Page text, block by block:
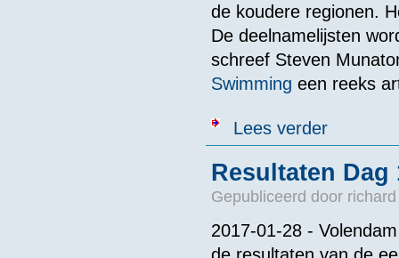
de koudere regionen.
De deelnamelijsten
schreef Steven
Swimming een reeks
Lees verderover
Resultaten Dag
Gepubliceerd door
2017-01-28 -